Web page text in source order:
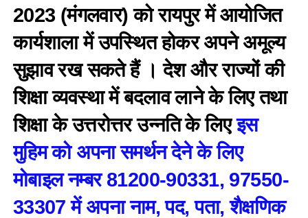
2023 (मंगलवार) को रायपुर में आयोजित
कार्यशाला में उपस्थित होकर अपने अमूल्य
सुझाव रख सकते हैं । देश और राज्यों की
शिक्षा व्यवस्था में बदलाव लाने के लिए तथा
शिक्षा के उत्तरोत्तर उन्नति के लिएइस
मुहिम को अपना समर्थन देने के लिए
मोबाइल नम्बर 81200-90331, 97550-
33307 में अपना नाम, पद, पता, शैक्षणिक